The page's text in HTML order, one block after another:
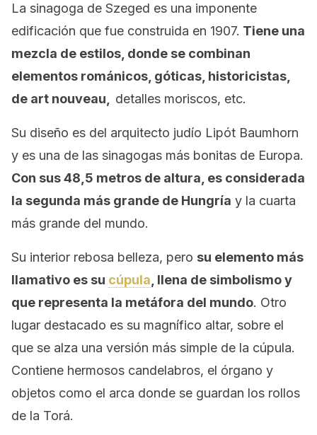
La sinagoga de Szeged es una imponente
edificación que fue construida en 1907. Tiene una
mezcla de estilos, donde se combinan
elementos románicos, góticas, historicistas,
de art nouveau, detalles moriscos, etc.
Su diseño es del arquitecto judío Lipót Baumhorn
y es una de las sinagogas más bonitas de Europa.
Con sus 48,5 metros de altura, es considerada
la segunda más grande de Hungría y la cuarta
más grande del mundo.
Su interior rebosa belleza, pero su elemento más
llamativo es su cúpula , llena de simbolismo y
que representa la metáfora del mundo. Otro
lugar destacado es su magnífico altar, sobre el
que se alza una versión más simple de la cúpula.
Contiene hermosos candelabros, el órgano y
objetos como el arca donde se guardan los rollos
de la Torá.